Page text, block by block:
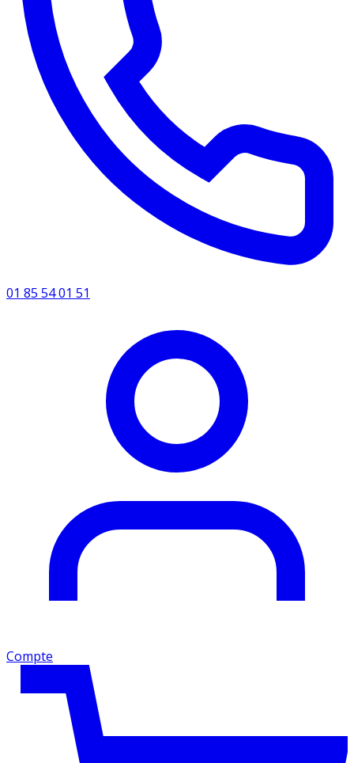
01 85 54 01 51
Compte